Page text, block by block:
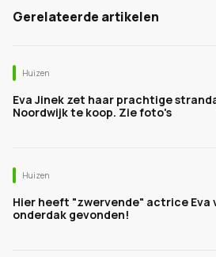
Gerelateerde artikelen
Huizen
Eva Jinek zet haar prachtige
Noordwijk te koop. Zie foto's
Huizen
Hier heeft "zwervende" actrice Eva
onderdak gevonden!